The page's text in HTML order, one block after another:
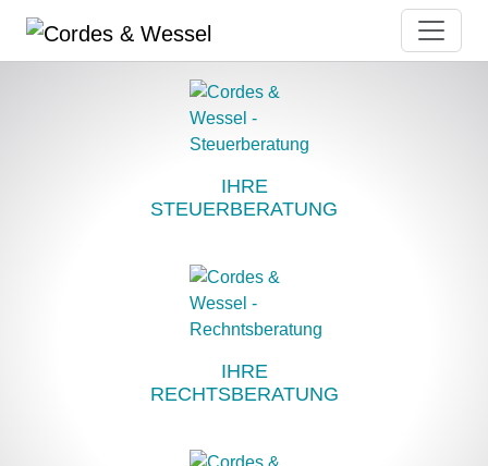
IHRE
STEUERBERATUNG
IHRE
RECHTSBERATUNG